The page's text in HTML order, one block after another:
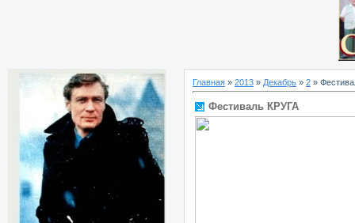
Главная » 2013 » Декабрь » 2 »
Фестиваль КРУГА